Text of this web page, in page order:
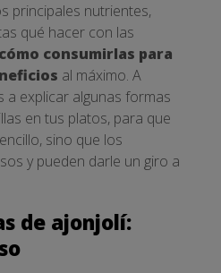
principales nutrientes,
qué hacer con las
cómo consumirlas para
al máximo. A
a explicar algunas formas
en tus platos, para que
sino que los
y pueden darle un giro a
de ajonjolí: